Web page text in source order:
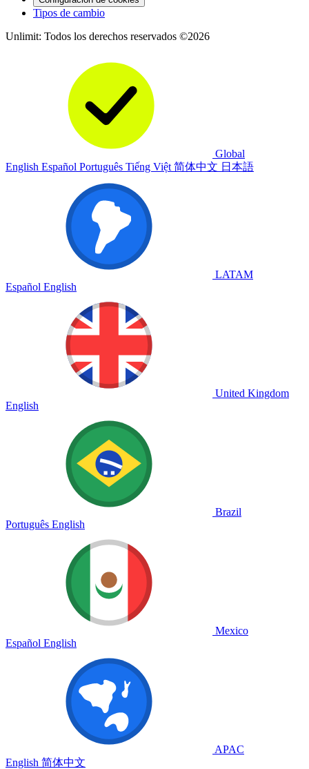
Tipos de cambio
Unlimit: Todos los derechos reservados ©2026
Global
English Español Português Tiếng Việt 简体中文 日本語
LATAM
Español English
United Kingdom
English
Brazil
Português English
Mexico
Español English
APAC
English 简体中文